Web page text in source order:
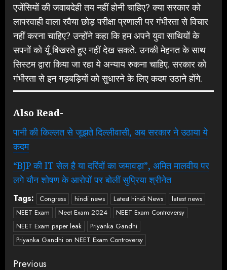
एजेंसियों की जवाबदेही तय नहीं होनी चाहिए? क्या सरकार को
लापरवाही वाला रवैया छोड़ परीक्षा प्रणाली पर गंभीरता से विचार
नहीं करना चाहिए? उन्होंने कहा कि हम अपने युवा साथियों के
सपनों को यूँ बिखरते हुए नहीं देख सकते. उनकी मेहनत के साथ
सिस्टम द्वारा किया जा रहा ये अन्याय रुकना चाहिए. सरकार को
गंभीरता से इन गड़बड़ियों को सुधारने के लिए कदम उठाने होंगे.
Also Read-
पानी की किल्लत से जूझते दिल्लीवासी, अब सरकार ने उठाया ये
कदम
“BJP की IT सेल है या दरिंदों का जमावड़ा”, अमित मालवीय पर
लगे यौन शोषण के आरोपों पर बोलीं सुप्रिया श्रीनेत
Tags: Congress hindi news Latest hindi News
latest news
NEET Exam
Neet Exam 2024
NEET Exam Controversy
NEET Exam paper leak
Priyanka Gandhi
Priyanka Gandhi on NEET Exam Controversy
Continue
Previous